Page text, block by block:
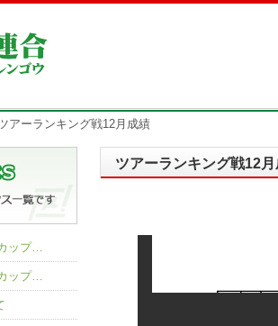
アーランキング戦12月成績
ツアーランキング戦12
ップ…
ップ…